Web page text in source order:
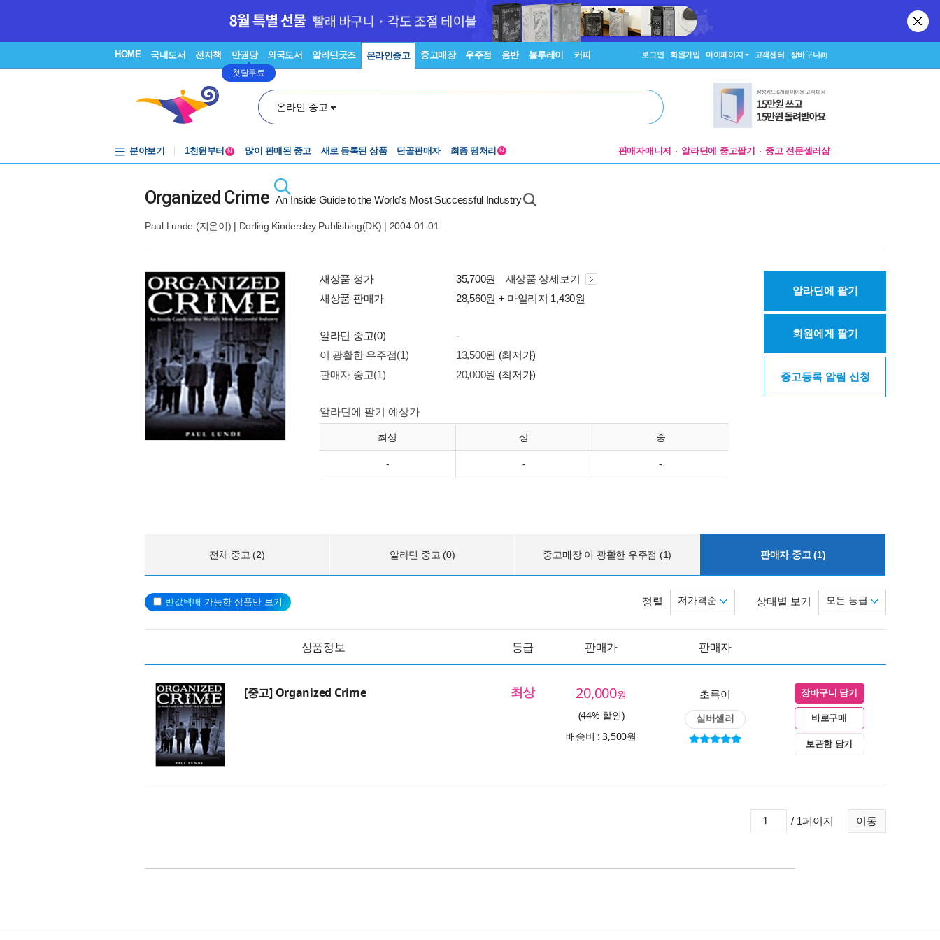
HOME 국내도서 전자책 만권당
첫달무료
외국도서 알라딘굿즈 온라인중고 중고매장 우주점 음반 블루레이 커피 로그인 회원가입 마이페이지 고객센터 장바구니(0)
온라인 중고
분야보기
중고음반
N 많이 판매된 중고 새로 등록된 상품 단골판매자 최종 땡처리 N 판매자매니저 알라딘에 중고팔기 중고 전문셀러샵
Organized Crime- An Inside Guide to the World's Most Successful Industry
Paul Lunde (지은이) | Dorling Kindersley Publishing(DK) | 2004-01-01
새상품 정가 35,700원
새상품 상세보기
새상품 판매가
28,560원 + 마일리지 1,430원
알라딘 중고(0)
-
이 광활한 우주점(1)
13,500원 (최저가)
판매자 중고(1)
20,000원 (최저가)
알라딘에 팔기 예상가
최상 상 중
- - -
알라딘에 팔기
회원에게 팔기
중고등록 알림 신청
전체 중고 (2) 알라딘 중고 (0) 중고매장 이 광활한 우주점 (1) 판매자 중고 (1)
반값택배 가능한 상품만 보기 상태별 보기 모든 등급
정렬 저가격순
상품정보 등급 판매가 판매자
[중고] Organized Crime 최상 20,000원
(44% 할인)
배송비 : 3,500원
초록이
실버셀러
장바구니 담기
바로구매
보관함 담기
이동
/ 1페이지